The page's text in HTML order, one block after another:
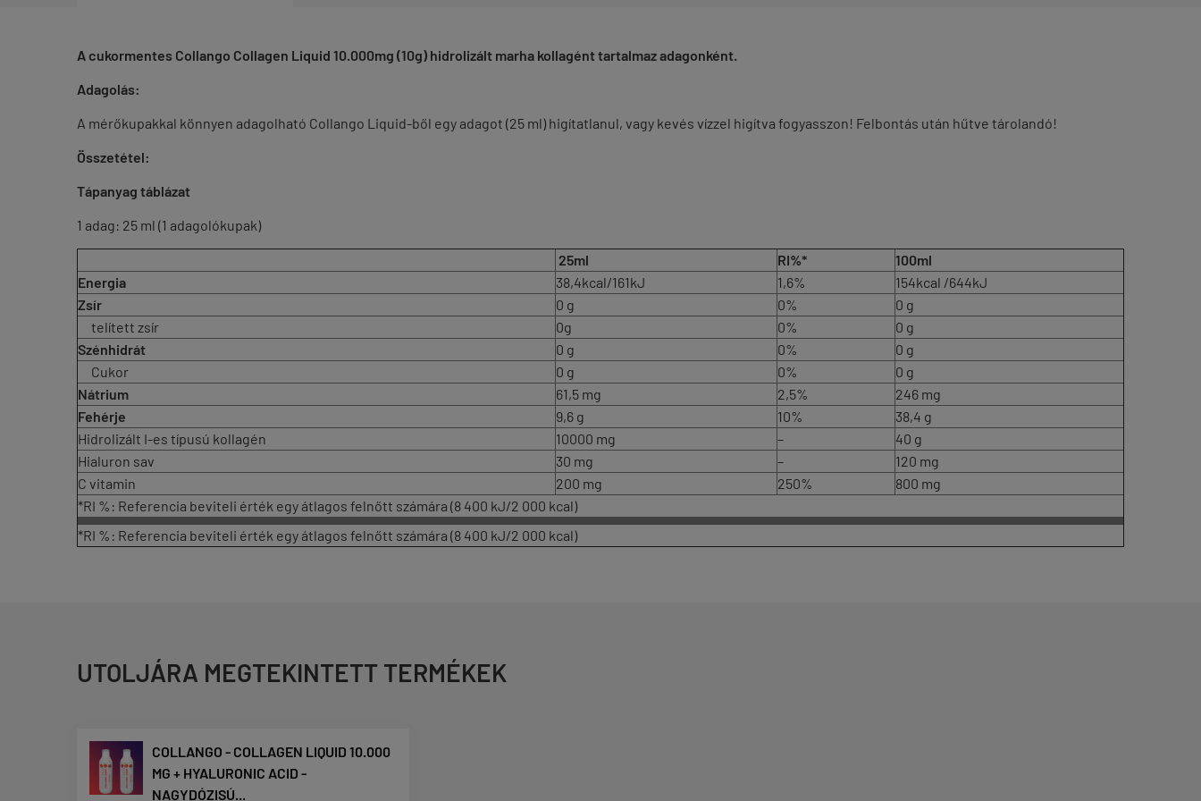
A cukormentes Collango Collagen Liquid 10.000mg (10g) hidrolizált marha kollagént tartalmaz adagonként.
Adagolás:
A mérőkupakkal könnyen adagolható Collango Liquid-ből egy adagot (25 ml) higítatlanul, vagy kevés vízzel higítva fogyasszon! Felbontás után hűtve tárolandó!
Összetétel:
Tápanyag táblázat
1 adag: 25 ml (1 adagolókupak)
25ml RI%*
100ml
Energia
38,4kcal/161kJ 1,6%
154kcal /644kJ
Zsír
0 g 0%
0 g
telített zsír
0g 0%
0 g
Szénhidrát
0 g 0%
0 g
Cukor
0 g 0%
0 g
Nátrium
61,5 mg 2,5%
246 mg
Fehérje
9,6 g 10%
38,4 g
Hidrolizált I-es típusú kollagén
10000 mg –
40 g
Hialuron sav
30 mg –
120 mg
C vitamin
200 mg 250%
800 mg
*RI %: Referencia beviteli érték egy átlagos felnőtt számára (8 400 kJ/2 000 kcal)
*RI %: Referencia beviteli érték egy átlagos felnőtt számára (8 400 kJ/2 000 kcal)
UTOLJÁRA MEGTEKINTETT TERMÉKEK
COLLANGO - COLLAGEN LIQUID 10.000
MG + HYALURONIC ACID -
NAGYDÓZISÚ...